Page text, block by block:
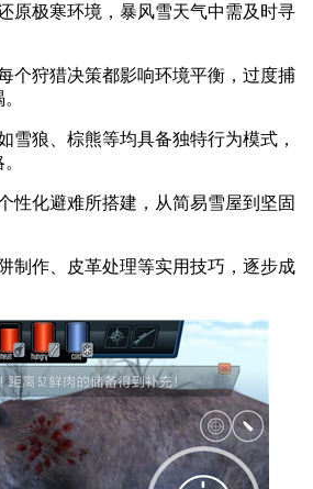
原极寒环境，暴风雪天气中需及时寻
个狩猎决策都影响环境平衡，过度捕
雪狼、棕熊等均具备独特行为模式，
性化避难所搭建，从简易雪屋到坚固
制作、皮革处理等实用技巧，逐步成